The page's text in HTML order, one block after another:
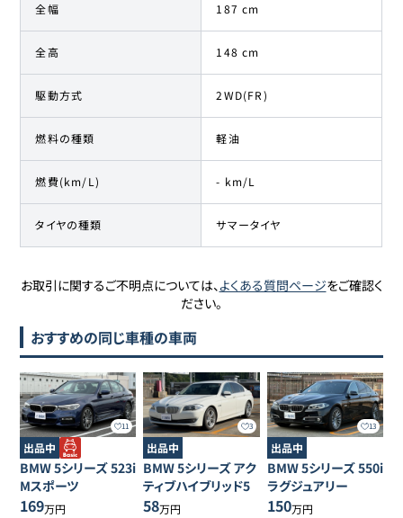
全幅 187 cm
全高 148 cm
駆動方式 2WD(FR)
燃料の種類 軽油
燃費(km/L) - km/L
タイヤの種類 サマータイヤ
お取引に関するご不明点については、よくある質問ページをご確認く
ださい。
おすすめの同じ車種の車両
11
出品中
BMW5シリーズ523i
Mスポーツ
169万円
3
出品中
BMW5シリーズアク
ティブハイブリッド5
58万円
13
出品中
BMW5シリーズ550i
ラグジュアリー
150万円